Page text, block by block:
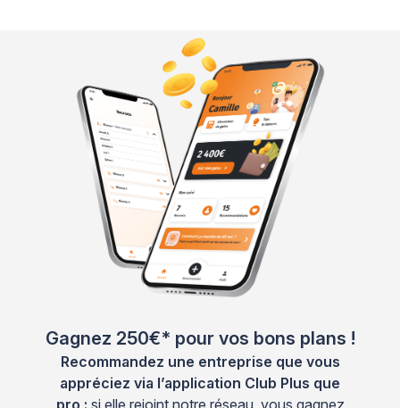
Gagnez 250€* pour vos bons plans !
Recommandez une entreprise que vous
appréciez via l’application Club Plus que
pro : si elle rejoint notre réseau, vous gagnez